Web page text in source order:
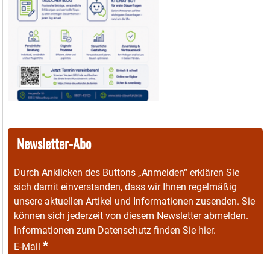
Newsletter-Abo
Durch Anklicken des Buttons „Anmelden“ erklären Sie
sich damit einverstanden, dass wir Ihnen regelmäßig
unsere aktuellen Artikel und Informationen zusenden. Sie
können sich jederzeit von diesem Newsletter abmelden.
Informationen zum Datenschutz finden Sie hier.
E-Mail *